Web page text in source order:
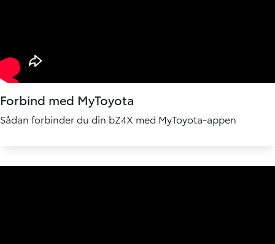
Forbind med MyToyota
Sådan forbinder du din bZ4X med MyToyota-appen